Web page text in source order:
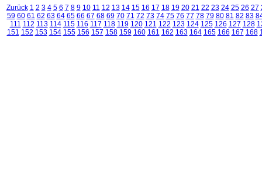
Zurück 1 2 3 4 5 6 7 8 9 10 11 12 13 14 15 16 17 18 19 20 21 22 23 24 25 26 27
59 60 61 62 63 64 65 66 67 68 69 70 71 72 73 74 75 76 77 78 79 80 81 82 83
111 112 113 114 115 116 117 118 119 120 121 122 123 124 125 126 127 128
151 152 153 154 155 156 157 158 159 160 161 162 163 164 165 166 167 168